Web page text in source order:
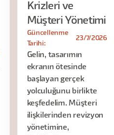
Krizleri ve
Müşteri Yönetimi
Güncellenme
Tarihi:
23/7/2026
Gelin, tasarımın
ekranın ötesinde
başlayan gerçek
yolculuğunu birlikte
keşfedelim. Müşteri
ilişkilerinden revizyon
yönetimine,